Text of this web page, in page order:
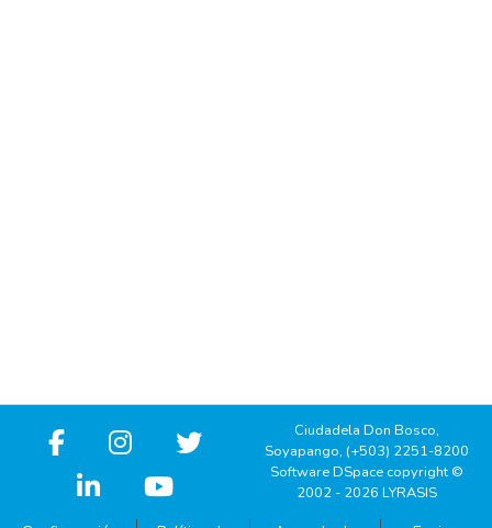
Ciudadela Don Bosco,
Soyapango, (+503) 2251-8200
Software DSpace copyright ©
2002 - 2026 LYRASIS